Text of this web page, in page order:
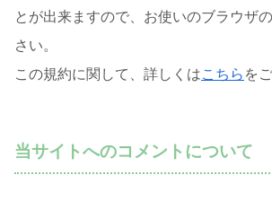
とが出来ますので、お使いのブラウザ
さい。
この規約に関して、詳しくはこちら を
当サイトへのコメントについて